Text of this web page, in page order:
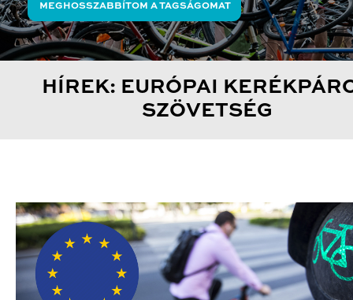
MEGHOSSZABBÍTOM A TAGSÁGOMAT
HÍREK: EURÓPAI
SZÖVETSÉG